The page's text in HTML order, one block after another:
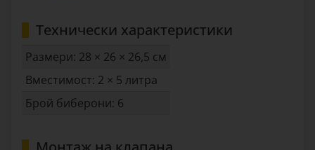
Технически характеристики
Размери: 28 × 26 × 26,5 см
Вместимост: 2 × 5 литра
Брой биберони: 6